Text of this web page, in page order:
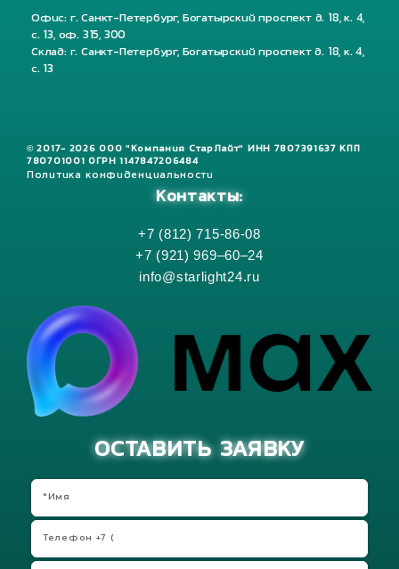
Офис: г. Санкт-Петербург, Богатырский проспект д. 18, к. 4,
с. 13, оф. 315, 300
Склад: г. Санкт-Петербург, Богатырский проспект д. 18, к. 4,
с. 13
© 2017- 2026 ООО "Компания СтарЛайт" ИНН 7807391637 КПП
780701001 ОГРН 1147847206484
Политика конфиденциальности
Контакты:
+7 (812) 715-86-08
+7 (921) 969–60–24
info@starlight24.ru
ОСТАВИТЬ ЗАЯВКУ